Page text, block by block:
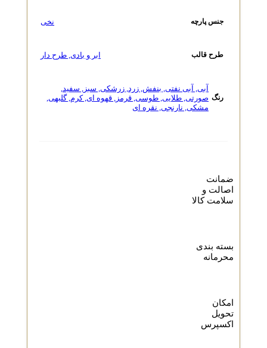
جنس پارچه
طرح قالب ابر و بادی, طرح دار
آبی نفتی , بنفش ,زرد,زرشکی ,سبز , سفید
صورتی,طلایی,طوسی,قرمز ,قهوه ای,کرم, گلبهی ,
مشکی,نارنجی, نقره ای
ضمانت
اصالت و
سلامت کالا
بسته بندی
محرمانه
تحویل
اکسپرس